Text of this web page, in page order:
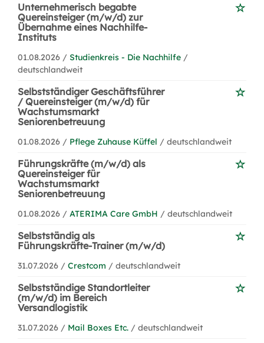
Unternehmerisch begabte
Quereinsteiger (m/w/d) zur
Übernahme eines Nachhilfe-
Instituts
01.08.2026 / Studienkreis - Die Nachhilfe /
deutschlandweit
Selbstständiger Geschäftsführer
/ Quereinsteiger (m/w/d) für
Wachstumsmarkt
Seniorenbetreuung
01.08.2026 / Pflege Zuhause Küffel / deutschlandweit
Führungskräfte (m/w/d) als
Quereinsteiger für
Wachstumsmarkt
Seniorenbetreuung
01.08.2026 / ATERIMA Care GmbH / deutschlandweit
Selbstständig als
Führungskräfte-Trainer (m/w/d)
31.07.2026 / Crestcom / deutschlandweit
Selbstständige Standortleiter
(m/w/d) im Bereich
Versandlogistik
31.07.2026 / Mail Boxes Etc. / deutschlandweit